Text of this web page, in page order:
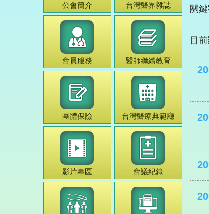
公會簡介 台灣醫界雜誌
會員服務 醫師繼續教育
團體保險 台灣醫療典範廳
影片專區 會議紀錄
關
目